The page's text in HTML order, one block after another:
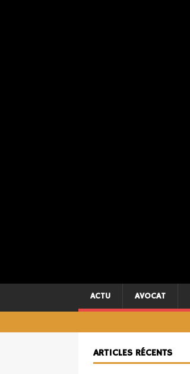
ACTU AVOCAT
ARTICLES RÉCENTS